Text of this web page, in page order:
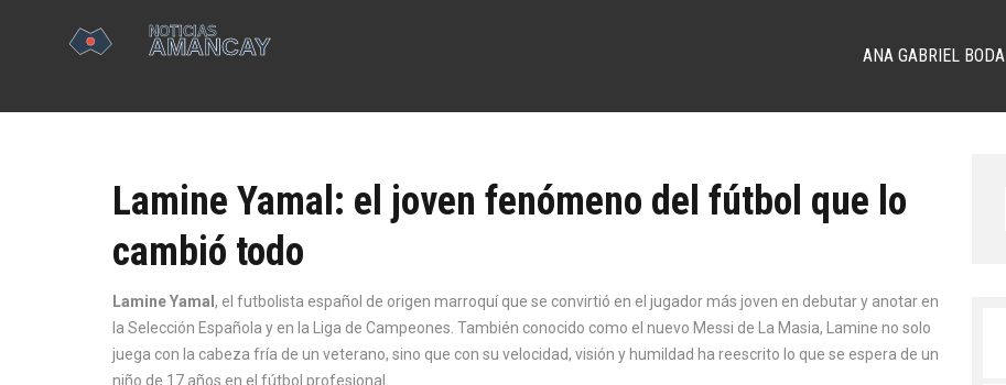
ANA GABRIEL BODA
Lamine Yamal: el joven fenómeno del fútbol que lo
cambió todo
Lamine Yamal , el futbolista español de origen marroquí que se convirtió en el jugador más joven en debutar y anotar en
la Selección Española y en la Liga de Campeones . También conocido como el nuevo Messi de La Masia, Lamine no solo
juega con la cabeza fría de un veterano, sino que con su velocidad, visión y humildad ha reescrito lo que se espera de un
niño de 17 años en el fútbol profesional.